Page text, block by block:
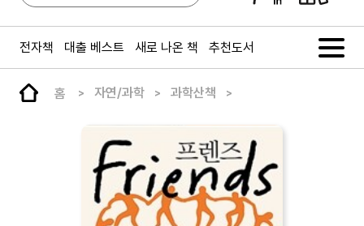
전자책 대출 베스트 새로 나온 책 추천도서
홈 자연/과학 과학산책